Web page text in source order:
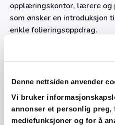
Denne nettsiden anvender
Vi bruker
annonser et personlig preg,
mediefunksjoner og for å
opplæringskontor, lærere og
som ønsker en introduksjon
enkle folieringsoppdrag.
Kursdeltakerne får utdelt det
kursmateriell for
med deg arbeidstøy, til den
kurset.